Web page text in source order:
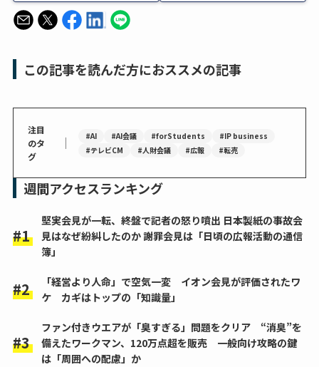
この記事を読んだ方におススメの記事
注目
のタ
グ
｜ #AI #AI会議 #forStudents
#IP business
#テレビCM
#人財会議 #広報 #転売
週間アクセスランキング
堅実会見が一転、終盤で記者の怒り噴出 日本製紙の事故会
見はなぜ紛糾したのか 謝罪会見は「日頃の広報活動の通信
簿」
「経営より人命」で空気一変 イオン会見が評価されたワ
ケ カギはトップの「知識量」
ファン付きウエアが「臭すぎる」問題をクリア “消臭”を
備えたワークマン、120万点超を販売 一般向け攻略の鍵
は「周囲への配慮」か